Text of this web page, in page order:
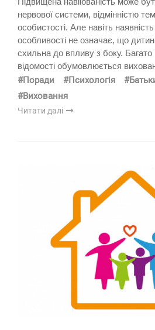
нервової системи, відмінністю
особистості. Але навіть
особливості не означає, що
схильна до впливу з боку.
відомості обумовлюється
#Поради #Психологія
#Виховання
Читати далі